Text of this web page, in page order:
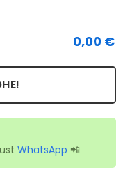
0,00 €
WhatsApp 📲